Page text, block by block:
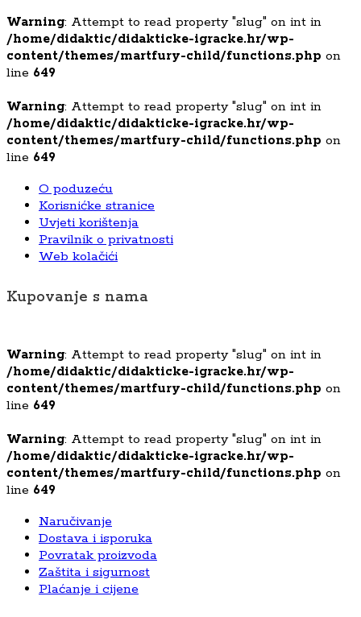
Warning: Attempt to read property "slug" on int in
/home/didaktic/didakticke-igracke.hr/wp-
content/themes/martfury-child/functions.php on
line 649
Warning: Attempt to read property "slug" on int in
/home/didaktic/didakticke-igracke.hr/wp-
content/themes/martfury-child/functions.php on
line 649
O poduzeću
Korisnićke stranice
Uvjeti korištenja
Pravilnik o privatnosti
Web kolačići
Kupovanje s nama
Warning: Attempt to read property "slug" on int in
/home/didaktic/didakticke-igracke.hr/wp-
content/themes/martfury-child/functions.php on
line 649
Warning: Attempt to read property "slug" on int in
/home/didaktic/didakticke-igracke.hr/wp-
content/themes/martfury-child/functions.php on
line 649
Naručivanje
Dostava i isporuka
Povratak proizvoda
Zaštita i sigurnost
Plaćanje i cijene